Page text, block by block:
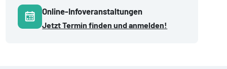
Online-Infoveranstaltungen
Jetzt Termin finden und anmelden!